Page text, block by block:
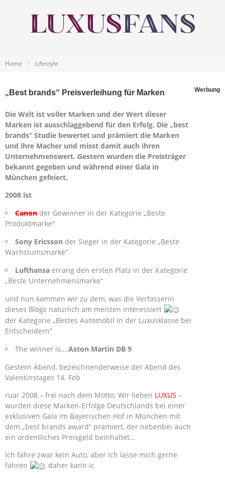
Home Lifestyle
„Best brands“ Preisverleihung für Marken Werbung
Die Welt ist voller Marken und der Wert dieser
Marken ist ausschlaggebend für den Erfolg. Die „best
brands“ Studie bewertet und prämiert die Marken
und ihre Macher und misst damit auch ihren
Unternehmenswert. Gestern wurden die Preisträger
bekannt gegeben und während einer Gala in
München gefeiert.
2008 ist
Canon der Gewinner in der Kategorie „Beste
Produktmarke“
Sony Ericsson der Sieger in der Kategorie „Beste
Wachstumsmarke“
Lufthansa errang den ersten Platz in der Kategorie
„Beste Unternehmensmarke“
und nun kommen wir zu dem, was die Verfasserin
dieses Blogs natürlich am meisten interessiert
der Kategorie „Bestes Automobil in der Luxusklasse bei
Entscheidern“
The winner is….Aston Martin DB 9
Gestern Abend, bezeichnenderweise der Abend des
Valentinstages 14. Feb
ruar 2008 – frei nach dem Motto: Wir lieben LUXUS –
wurden diese Marken-Erfolge Deutschlands bei einer
exklusiven Gala im Bayerischen Hof in München mit
dem „best brands award“ prämiert, der nebenbei auch
ein ordentliches Preisgeld beinhaltet…
Ich fahre zwar kein Auto, aber ich lasse mich gerne
fahren
daher kann ic